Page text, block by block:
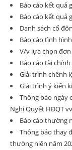
Báo cáo kết quả
Báo cáo kết quả
Danh sách cổ
Báo cáo tình
V/v lựa chọn đơn
Báo cáo tài
Giải trình chênh
Giải trình ý kiến
Thông báo ngày
Nghị Quyết HĐQT
Báo cáo thường
Thông báo thay
thường niên năm